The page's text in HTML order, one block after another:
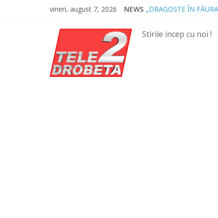
vineri, august 7, 2026 NEWS „DRAGOSTE ÎN
MII DE ȚIGARETE DE
BĂUT, DROGAT ȘI
Stirile incep cu noi !